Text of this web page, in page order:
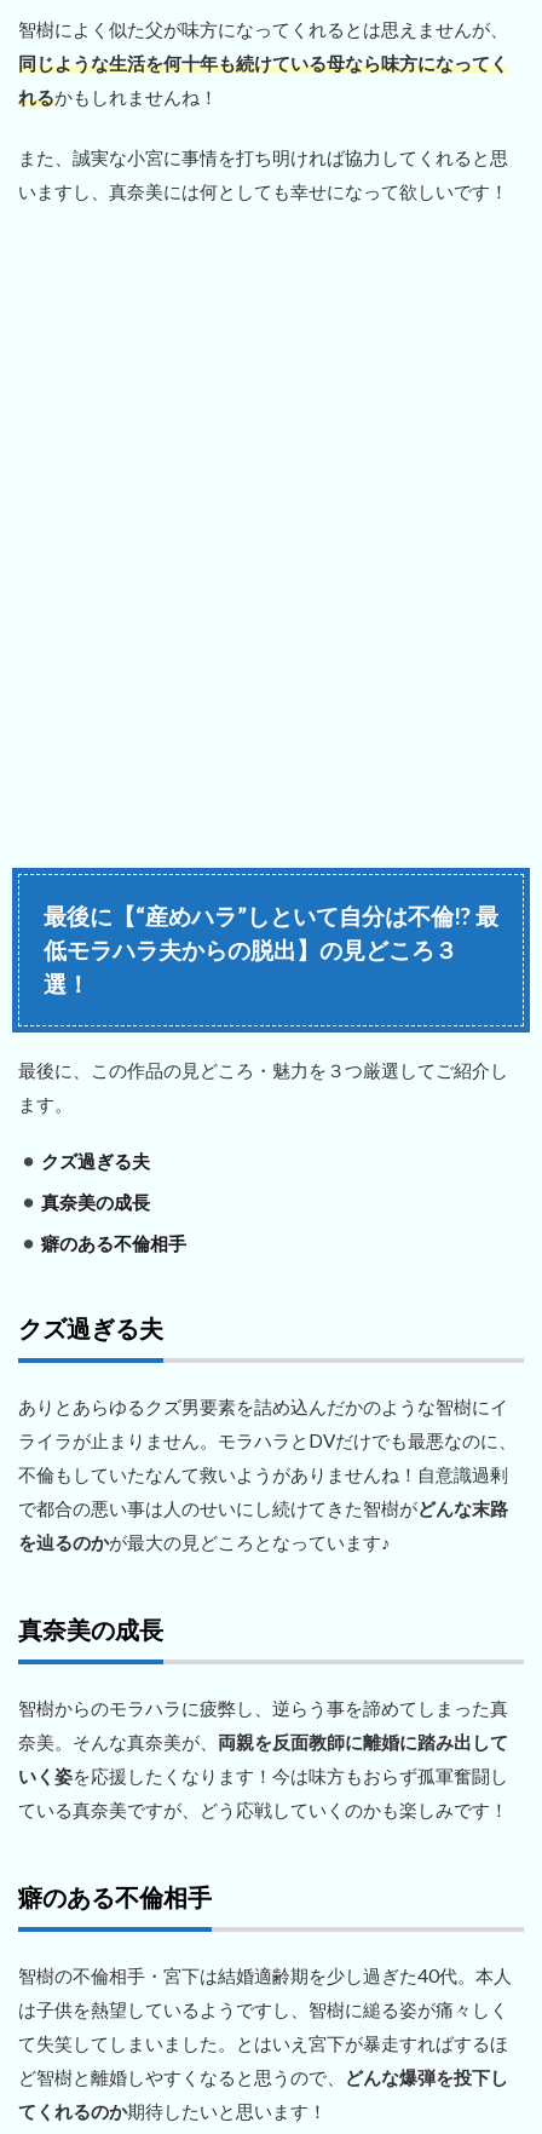
智樹によく似た父が味方になってくれるとは思えませんが、
同じような生活を何十年も続けている母なら味方になってく
れるかもしれませんね！
また、誠実な小宮に事情を打ち明ければ協力してくれると思
いますし、真奈美には何としても幸せになって欲しいです！
最後に【“産めハラ”しといて自分は不倫!? 最
低モラハラ夫からの脱出】の見どころ３
選！
最後に、この作品の見どころ・魅力を３つ厳選してご紹介し
ます。
クズ過ぎる夫
真奈美の成長
癖のある不倫相手
クズ過ぎる夫
ありとあらゆるクズ男要素を詰め込んだかのような智樹にイ
ライラが止まりません。モラハラとDVだけでも最悪なのに、
不倫もしていたなんて救いようがありませんね！自意識過剰
で都合の悪い事は人のせいにし続けてきた智樹がどんな末路
を辿るのかが最大の見どころとなっています♪
真奈美の成長
智樹からのモラハラに疲弊し、逆らう事を諦めてしまった真
奈美。そんな真奈美が、 両親を反面教師に離婚に踏み出して
いく姿を応援したくなります！今は味方もおらず孤軍奮闘し
ている真奈美ですが、どう応戦していくのかも楽しみです！
癖のある不倫相手
智樹の不倫相手・宮下は結婚適齢期を少し過ぎた40代。本人
は子供を熱望しているようですし、智樹に縋る姿が痛々しく
て失笑してしまいました。とはいえ宮下が暴走すればするほ
ど智樹と離婚しやすくなると思うので、
どんな爆弾を投下し
てくれるのか期待したいと思います！